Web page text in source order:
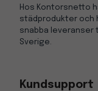
Hos Kontorsnetto
städprodukter och
snabba leveranser
Sverige.
Kundsupport